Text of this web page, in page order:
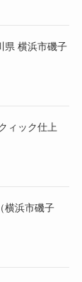
県 横浜市磯子
ィック仕上
横浜市磯子